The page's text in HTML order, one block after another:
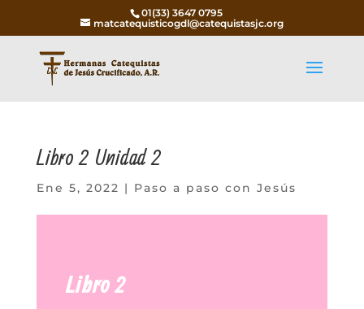
01(33) 3647 0795
matcatequisticogdl@catequistasjc.org
Libro 2 Unidad 2
Ene 5, 2022 | Paso a paso con Jesús
Libro 2